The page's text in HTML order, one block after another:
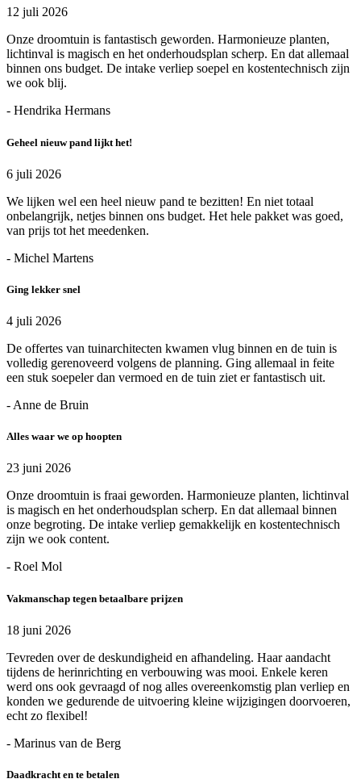
12 juli 2026
Onze droomtuin is fantastisch geworden. Harmonieuze planten,
lichtinval is magisch en het onderhoudsplan scherp. En dat allemaal
binnen ons budget. De intake verliep soepel en kostentechnisch zijn
we ook blij.
- Hendrika Hermans
Geheel nieuw pand lijkt het!
6 juli 2026
We lijken wel een heel nieuw pand te bezitten! En niet totaal
onbelangrijk, netjes binnen ons budget. Het hele pakket was goed,
van prijs tot het meedenken.
- Michel Martens
Ging lekker snel
4 juli 2026
De offertes van tuinarchitecten kwamen vlug binnen en de tuin is
volledig gerenoveerd volgens de planning. Ging allemaal in feite
een stuk soepeler dan vermoed en de tuin ziet er fantastisch uit.
- Anne de Bruin
Alles waar we op hoopten
23 juni 2026
Onze droomtuin is fraai geworden. Harmonieuze planten, lichtinval
is magisch en het onderhoudsplan scherp. En dat allemaal binnen
onze begroting. De intake verliep gemakkelijk en kostentechnisch
zijn we ook content.
- Roel Mol
Vakmanschap tegen betaalbare prijzen
18 juni 2026
Tevreden over de deskundigheid en afhandeling. Haar aandacht
tijdens de herinrichting en verbouwing was mooi. Enkele keren
werd ons ook gevraagd of nog alles overeenkomstig plan verliep en
konden we gedurende de uitvoering kleine wijzigingen doorvoeren,
echt zo flexibel!
- Marinus van de Berg
Daadkracht en te betalen